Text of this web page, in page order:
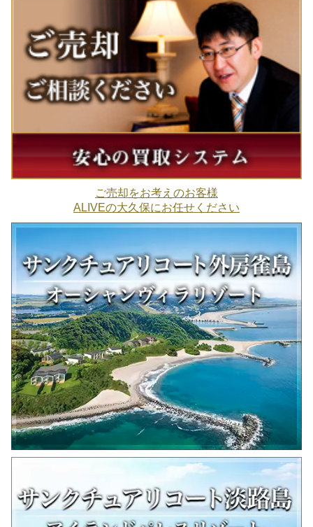
ご売却をお考えのお客様
ALIVEの大久保にお任せください